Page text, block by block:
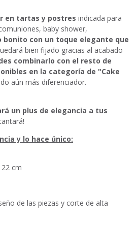
en tartas y postres indicada para
baby shower,
bonito con un toque elegante que
bien fijado gracias al acabado
combinarlo con el resto de
en la categoría de "Cake
aún más diferenciador.
un plus de elegancia a tus
y lo hace único:
cm
de las piezas y corte de alta